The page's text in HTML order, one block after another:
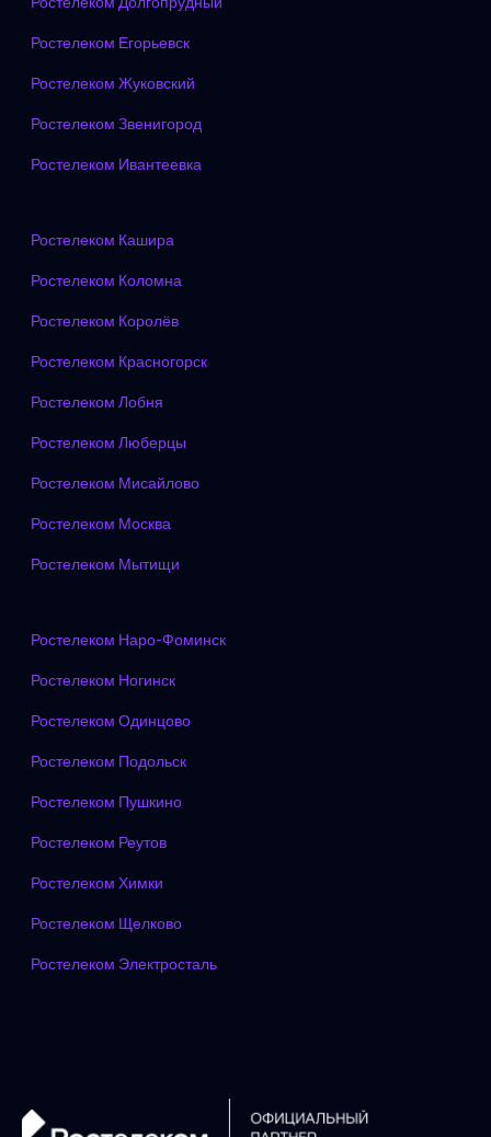
Ростелеком Егорьевск
Ростелеком Жуковский
Ростелеком Звенигород
Ростелеком Ивантеевка
Ростелеком Кашира
Ростелеком Коломна
Ростелеком Королёв
Ростелеком Красногорск
Ростелеком Лобня
Ростелеком Люберцы
Ростелеком Мисайлово
Ростелеком Москва
Ростелеком Мытищи
Ростелеком Наро-Фоминск
Ростелеком Ногинск
Ростелеком Одинцово
Ростелеком Подольск
Ростелеком Пушкино
Ростелеком Реутов
Ростелеком Химки
Ростелеком Щелково
Ростелеком Электросталь